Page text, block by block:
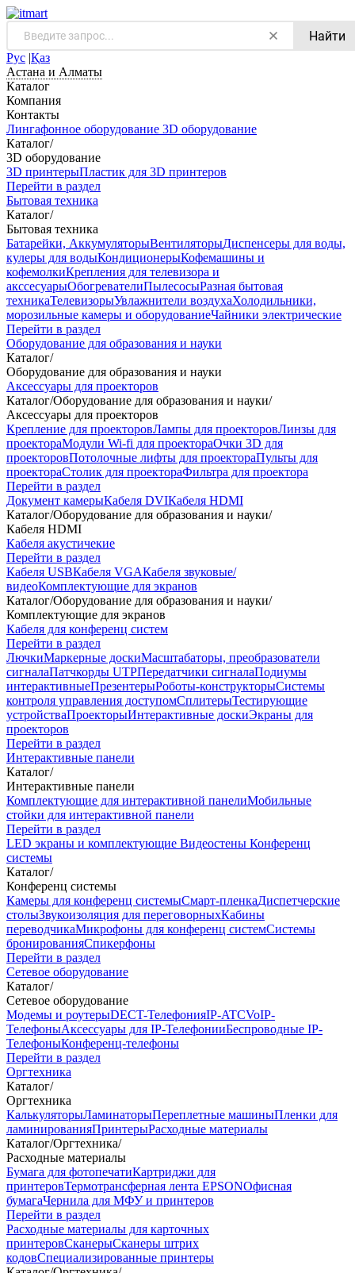
Найти
Рус |Қаз
Астана и Алматы
Каталог
Компания
Контакты
Лингафонное оборудование 3D оборудование
Каталог/
3D оборудование
3D принтерыПластик для 3D принтеров
Перейти в раздел
Бытовая техника
Каталог/
Бытовая техника
Батарейки, АккумуляторыВентиляторыДиспенсеры для воды,
кулеры для водыКондиционерыКофемашины и
кофемолкиКрепления для телевизора и
акссесуарыОбогревателиПылесосыРазная бытовая
техникаТелевизорыУвлажнители воздухаХолодильники,
морозильные камеры и оборудованиеЧайники электрические
Перейти в раздел
Оборудование для образования и науки
Каталог/
Оборудование для образования и науки
Аксессуары для проекторов
Каталог/Оборудование для образования и науки/
Аксессуары для проекторов
Крепление для проекторовЛампы для проекторовЛинзы для
проектораМодули Wi-fi для проектораОчки 3D для
проекторовПотолочные лифты для проектораПульты для
проектораСтолик для проектораФильтра для проектора
Перейти в раздел
Документ камерыКабеля DVIКабеля HDMI
Каталог/Оборудование для образования и науки/
Кабеля HDMI
Кабеля акустичекие
Перейти в раздел
Кабеля USBКабеля VGAКабеля звуковые/
видеоКомплектующие для экранов
Каталог/Оборудование для образования и науки/
Комплектующие для экранов
Кабеля для конференц систем
Перейти в раздел
ЛючкиМаркерные доскиМасштабаторы, преобразователи
сигналаПатчкорды UTPПередатчики сигналаПодиумы
интерактивныеПрезентерыРоботы-конструкторыСистемы
контроля управления доступомСплитерыТестирующие
устройстваПроекторыИнтерактивные доскиЭкраны для
проекторов
Перейти в раздел
Интерактивные панели
Каталог/
Интерактивные панели
Комплектующие для интерактивной панелиМобильные
стойки для интерактивной панели
Перейти в раздел
LED экраны и комплектующие Видеостены Конференц
системы
Каталог/
Конференц системы
Камеры для конференц системыCмарт-пленкаДиспетчерские
столыЗвукоизоляция для переговорныхКабины
переводчикаМикрофоны для конференц системСистемы
бронированияСпикерфоны
Перейти в раздел
Сетевое оборудование
Каталог/
Сетевое оборудование
Модемы и роутерыDECT-ТелефонияIP-ATCVoIP-
ТелефоныАксессуары для IP-ТелефонииБеспроводные IP-
ТелефоныКонференц-телефоны
Перейти в раздел
Оргтехника
Каталог/
Оргтехника
КалькуляторыЛаминаторыПереплетные машиныПленки для
ламинированияПринтерыРасходные материалы
Каталог/Оргтехника/
Расходные материалы
Бумага для фотопечатиКартриджи для
принтеровТермотрансферная лента EPSONОфисная
бумагаЧернила для МФУ и принтеров
Перейти в раздел
Расходные материалы для карточных
принтеровСканерыСканеры штрих
кодовСпециализированные принтеры